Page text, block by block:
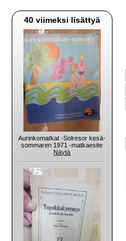
40 viimeksi lisättyä
Aurinkomatkat -Solresor kesä-
sommaren 1971 -matkaesite
Näytä